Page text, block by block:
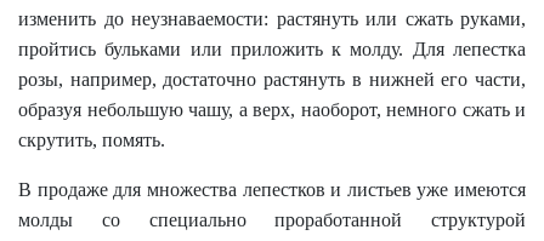
изменить до неузнаваемости: растянуть или сжать руками,
пройтись бульками или приложить к молду. Для лепестка
розы, например, достаточно растянуть в нижней его части,
образуя небольшую чашу, а верх, наоборот, немного сжать и
скрутить, помять.
В продаже для множества лепестков и листьев уже имеются
молды со специально проработанной структурой